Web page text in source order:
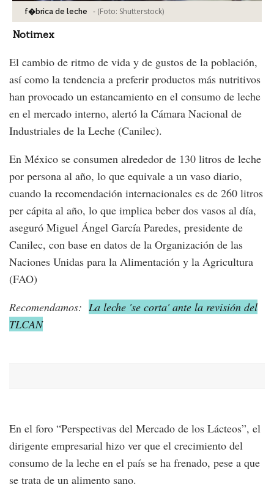
f�brica de leche - (Foto: Shutterstock)
Notimex
El cambio de ritmo de vida y de gustos de la población,
así como la tendencia a preferir productos más nutritivos
han provocado un estancamiento en el consumo de leche
en el mercado interno, alertó la Cámara Nacional de
Industriales de la Leche (Canilec).
En México se consumen alrededor de 130 litros de leche
por persona al año, lo que equivale a un vaso diario,
cuando la recomendación internacionales es de 260 litros
per cápita al año, lo que implica beber dos vasos al día,
aseguró Miguel Ángel García Paredes, presidente de
Canilec, con base en datos de la Organización de las
Naciones Unidas para la Alimentación y la Agricultura
(FAO)
Recomendamos: La leche 'se corta' ante la revisión del
TLCAN
En el foro “Perspectivas del Mercado de los Lácteos”, el
dirigente empresarial hizo ver que el crecimiento del
consumo de la leche en el país se ha frenado, pese a que
se trata de un alimento sano.